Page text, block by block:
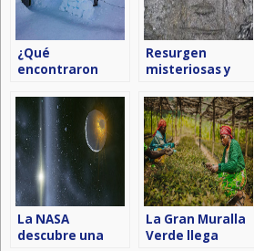
¿Qué
encontraron
en un lago
subterráneo de
la Antártida?
Resurgen
misteriosas y
«alegres y
tristes» en un río
amazónico
debido a la
sequía
La NASA
descubre una
La Gran Muralla
Verde llega